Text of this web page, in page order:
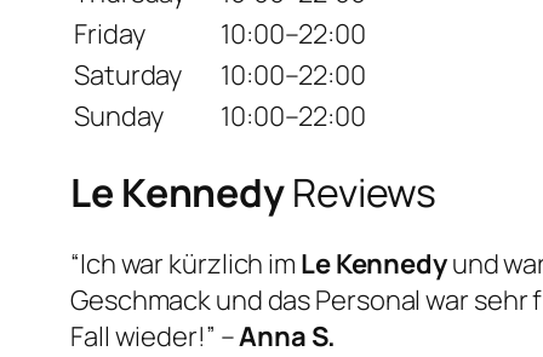
Friday
10:00–22:00
Saturday
10:00–22:00
Sunday
10:00–22:00
Le KennedyReviews
“Ich war kürzlich im Le Kennedyund
Geschmack und das Personal war
Fall wieder!” –Anna S.